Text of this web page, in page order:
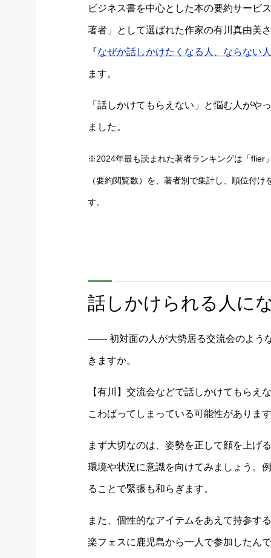
ビジネス書を中心とした本の要約サービス
著者」として選ばれた作家の有川真由美
『なぜか話しかけたくなる人、ならない人
ます。
「話しかけてもらえない」と悩む人がや
ました。
※2024年最も読まれた著者ランキングは「flier
（要約閲覧数）を、著者別で集計し、順位付
す。
話しかけられる人に
―― 初対面の人が大勢居る交流会のよう
きますか。
【有川】交流会などで話しかけてもらえ
こわばってしまっている可能性がありま
まず大切なのは、姿勢を正して顔を上げ
環境や状況に意識を向けてみましょう。
ることで緊張も和らぎます。
また、個性的なアイテムをあえて持参す
楽フェスに鹿児島から一人で参加したん